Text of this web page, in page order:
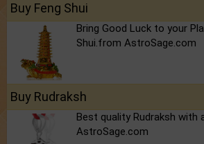
Buy Feng Shui
Bring Good Luck to your
Shui.from AstroSage.com
Buy Rudraksh
Best quality Rudraksh with
AstroSage.com